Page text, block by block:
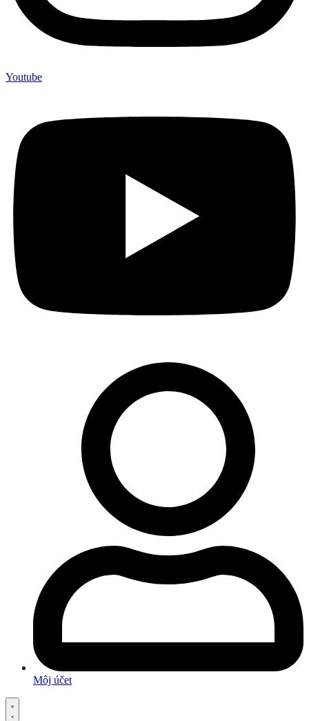
Youtube
Môj účet